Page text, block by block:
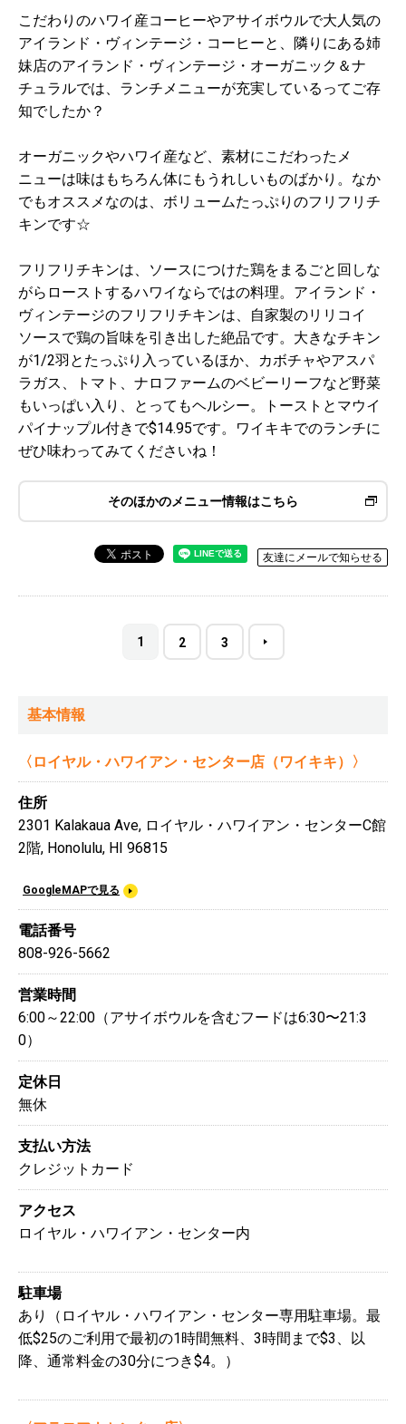
こだわりのハワイ産コーヒーやアサイボウルで大人気の
アイランド・ヴィンテージ・コーヒーと、隣りにある姉
妹店のアイランド・ヴィンテージ・オーガニック＆ナ
チュラルでは、ランチメニューが充実しているってご存
知でしたか？
オーガニックやハワイ産など、素材にこだわったメ
ニューは味はもちろん体にもうれしいものばかり。なか
でもオススメなのは、ボリュームたっぷりのフリフリチ
キンです☆
フリフリチキンは、ソースにつけた鶏をまるごと回しな
がらローストするハワイならではの料理。アイランド・
ヴィンテージのフリフリチキンは、自家製のリリコイ
ソースで鶏の旨味を引き出した絶品です。大きなチキン
が1/2羽とたっぷり入っているほか、カボチャやアスパ
ラガス、トマト、ナロファームのベビーリーフなど野菜
もいっぱい入り、とってもヘルシー。トーストとマウイ
パイナップル付きで$14.95です。ワイキキでのランチに
ぜひ味わってみてくださいね！
そのほかのメニュー情報はこちら
友達にメールで知らせる
1 2 3
基本情報
〈ロイヤル・ハワイアン・センター店（ワイキキ）〉
住所
2301 Kalakaua Ave, ロイヤル・ハワイアン・センターC館
2階, Honolulu, HI 96815
GoogleMAPで見る
電話番号
808-926-5662
営業時間
6:00～22:00（アサイボウルを含むフードは6:30〜21:3
0）
定休日
無休
支払い方法
クレジットカード
アクセス
ロイヤル・ハワイアン・センター内
駐車場
あり（ロイヤル・ハワイアン・センター専用駐車場。最
低$25のご利用で最初の1時間無料、3時間まで$3、以
降、通常料金の30分につき$4。）